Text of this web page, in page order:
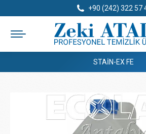
+90 (242) 322 57
STAIN-EX FE